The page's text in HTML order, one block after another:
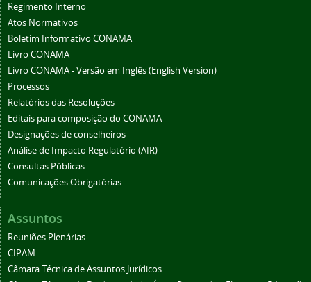
Regimento Interno
Atos Normativos
Boletim Informativo CONAMA
Livro CONAMA
Livro CONAMA - Versão em Inglês (English Version)
Processos
Relatórios das Resoluções
Editais para composição do CONAMA
Designações de conselheiros
Análise de Impacto Regulatório (AIR)
Consultas Públicas
Comunicações Obrigatórias
Assuntos
Reuniões Plenárias
CIPAM
Câmara Técnica de Assuntos Jurídicos